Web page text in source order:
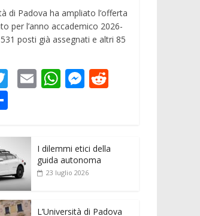
di Padova ha ampliato l’offerta
per l’anno accademico 2026-
posti già assegnati e altri 85
T
er
E W
A
p
M
n
g
t
n
di
vi
di
I dilemmi etici della
guida autonoma
23 luglio 2026
L’Università di Padova